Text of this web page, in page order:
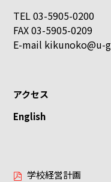
TEL 03-5905-0200
FAX 03-5905-0209
E-mail kikunoko@u-
アクセス
English
学校経営計画